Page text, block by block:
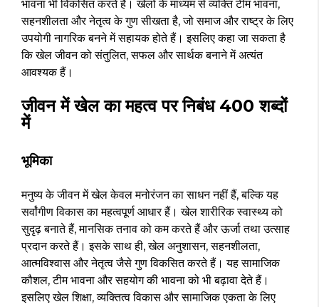
भावना भी विकसित करते हैं। खेलों के माध्यम से व्यक्ति टीम भावना,
सहनशीलता और नेतृत्व के गुण सीखता है, जो समाज और राष्ट्र के लिए
उपयोगी नागरिक बनने में सहायक होते हैं। इसलिए कहा जा सकता है
कि खेल जीवन को संतुलित, सफल और सार्थक बनाने में अत्यंत
आवश्यक हैं।
जीवन में खेल का महत्व पर निबंध 400 शब्दों
में
भूमिका
मनुष्य के जीवन में खेल केवल मनोरंजन का साधन नहीं हैं, बल्कि यह
सर्वांगीण विकास का महत्वपूर्ण आधार हैं। खेल शारीरिक स्वास्थ्य को
सुदृढ़ बनाते हैं, मानसिक तनाव को कम करते हैं और ऊर्जा तथा उत्साह
प्रदान करते हैं। इसके साथ ही, खेल अनुशासन, सहनशीलता,
आत्मविश्वास और नेतृत्व जैसे गुण विकसित करते हैं। यह सामाजिक
कौशल, टीम भावना और सहयोग की भावना को भी बढ़ावा देते हैं।
इसलिए खेल शिक्षा, व्यक्तित्व विकास और सामाजिक एकता के लिए